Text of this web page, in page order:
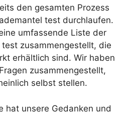
den gesamten Prozess
test durchlaufen.
umfassende Liste der
zusammengestellt, die
erhältlich sind. Wir haben
zusammengestellt,
selbst stellen.
hat unsere Gedanken und